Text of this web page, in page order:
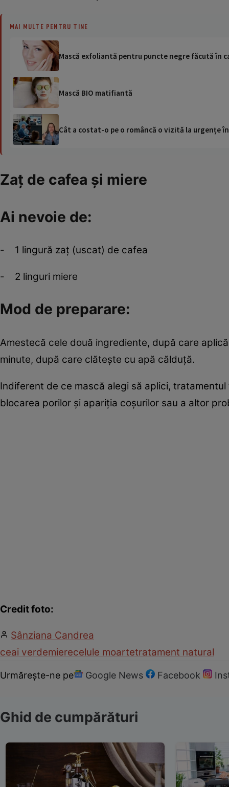
MAI MULTE PENTRU TINE
Mască exfoliantă pentru puncte negre făcută în
Mască BIO matifiantă
Cât a costat-o pe o româncă o vizită la urgențe
Zaţ de cafea şi miere
Ai nevoie de:
- 1 lingură zaţ (uscat) de cafea
- 2 linguri miere
Mod de preparare:
Amestecă cele două ingrediente, după care
minute, după care clăteşte cu apă călduţă.
Indiferent de ce mască alegi să aplici,
blocarea porilor şi apariţia coşurilor sau a altor
Credit foto:
Sânziana Candrea
ceai verdemierecelule moartetratament natural
Urmărește-ne pe Google News Facebook
Ghid de cumpărături